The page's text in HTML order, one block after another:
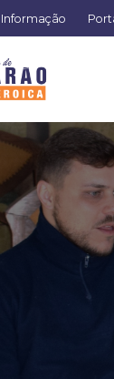
Informação